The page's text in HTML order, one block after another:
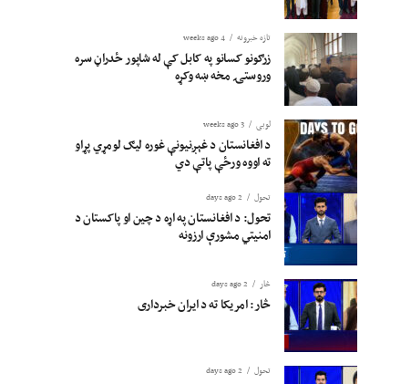
تازه خبرونه 4 weeks ago
زرګونو کسانو په کابل کې له شاپور ځدراڼ سره
وروستۍ مخه ښه وکړه
لوبی 3 weeks ago
د افغانستان د غېږنیونې غوره لیګ لومړي پړاو
ته اووه ورځې پاتې دي
تحول 2 days ago
تحول: د افغانستان په اړه د چین او پاکستان د
امنیتي مشورې ارزونه
څار 2 days ago
څار: امریکا ته د ایران خبرداری
تحول 2 days ago